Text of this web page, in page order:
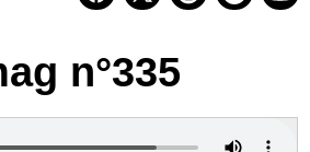
n°335